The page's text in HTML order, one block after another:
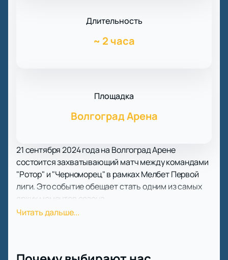
Длительность
~ 2 часа
Площадка
Волгоград Арена
21 сентября 2024 года на Волгоград Арене
состоится захватывающий матч между командами
"Ротор" и "Черноморец" в рамках Мелбет Первой
лиги. Это событие обещает стать одним из самых
ярких моментов сезона.
Футбольный клуб "Ротор" из Волгограда имеет
Читать дальше...